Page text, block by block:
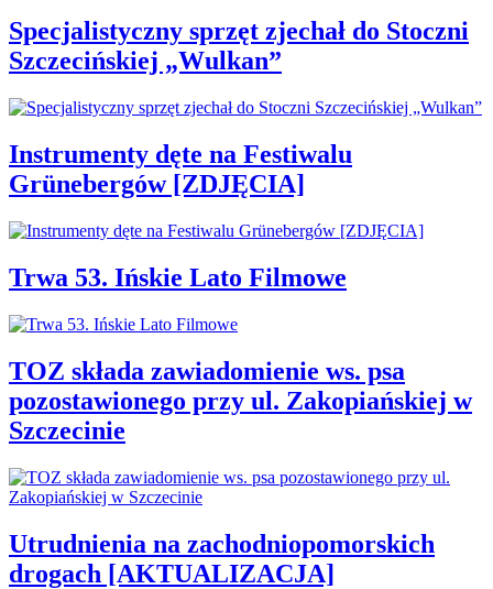
Specjalistyczny sprzęt zjechał do Stoczni
Szczecińskiej „Wulkan”
Instrumenty dęte na Festiwalu
Grünebergów [ZDJĘCIA]
Trwa 53. Ińskie Lato Filmowe
TOZ składa zawiadomienie ws. psa
pozostawionego przy ul. Zakopiańskiej w
Szczecinie
Utrudnienia na zachodniopomorskich
drogach [AKTUALIZACJA]